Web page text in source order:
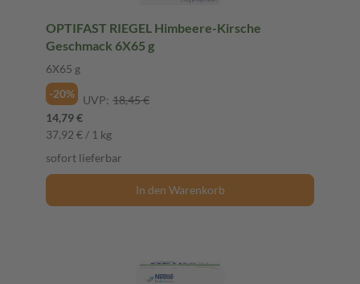
OPTIFAST RIEGEL Himbeere-Kirsche
Geschmack 6X65 g
6X65 g
-20%
UVP: 18,45 €
14,79 €
37,92 € / 1 kg
sofort lieferbar
In den Warenkorb